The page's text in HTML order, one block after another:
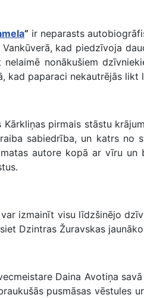
” ir neparasts
kad piedzīvoja
nelaimē nonākušiem
kad paparaci nekautrējās
Kārkliņas pirmais stāstu
sabiedrība, un katrs no
autore kopā ar vīru
izmainīt visu līdzšinējo
Dzintras Žuravskas
Daina Avotiņa
pusmāsas vēstules